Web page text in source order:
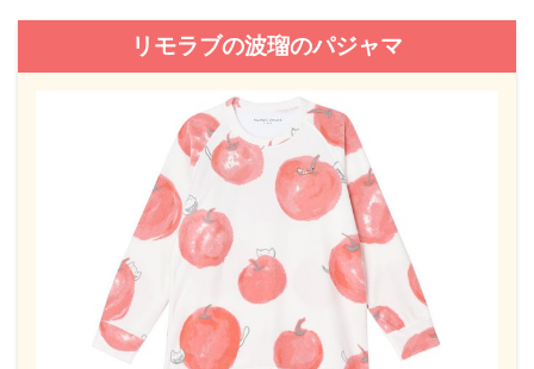
リモラブの波瑠のパジャマ